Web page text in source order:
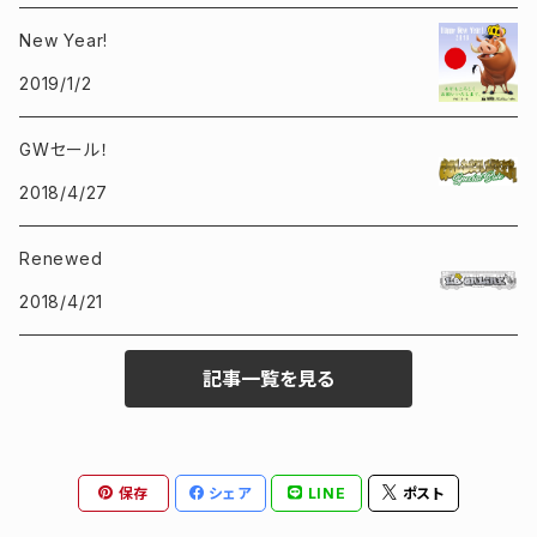
SHORTS
Ralph Lauren
New Year!
2019/1/2
GWセール！
2018/4/27
Renewed
2018/4/21
記事一覧を見る
保存 シェア LINE ポスト